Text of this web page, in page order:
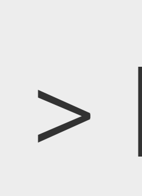
>